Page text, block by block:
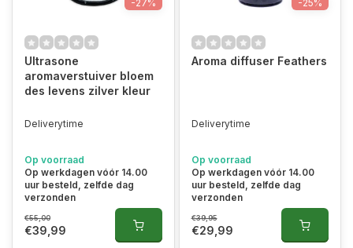
-27%
Ultrasone
aromaverstuiver bloem
des levens zilver kleur
Deliverytime
Op voorraad
Op werkdagen vóór 14.00
uur besteld, zelfde dag
verzonden
€55,00
€39,99
-25%
Aroma diffuser Feathers
Deliverytime
Op voorraad
Op werkdagen vóór 14.00
uur besteld, zelfde dag
verzonden
€39,95
€29,99